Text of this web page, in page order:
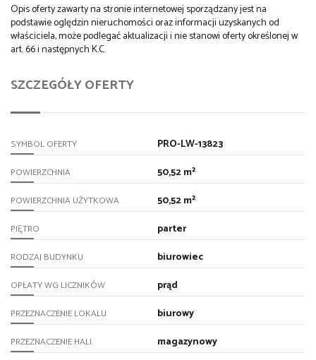
Opis oferty zawarty na stronie internetowej sporządzany jest na
podstawie oględzin nieruchomości oraz informacji uzyskanych od
właściciela, może podlegać aktualizacji i nie stanowi oferty określonej w
art. 66 i następnych K.C.
SZCZEGÓŁY OFERTY
SYMBOL OFERTY PRO-LW-13823
POWIERZCHNIA 50,52 m²
POWIERZCHNIA UŻYTKOWA 50,52 m²
PIĘTRO parter
RODZAJ BUDYNKU biurowiec
OPŁATY WG LICZNIKÓW prąd
PRZEZNACZENIE LOKALU biurowy
PRZEZNACZENIE HALI magazynowy